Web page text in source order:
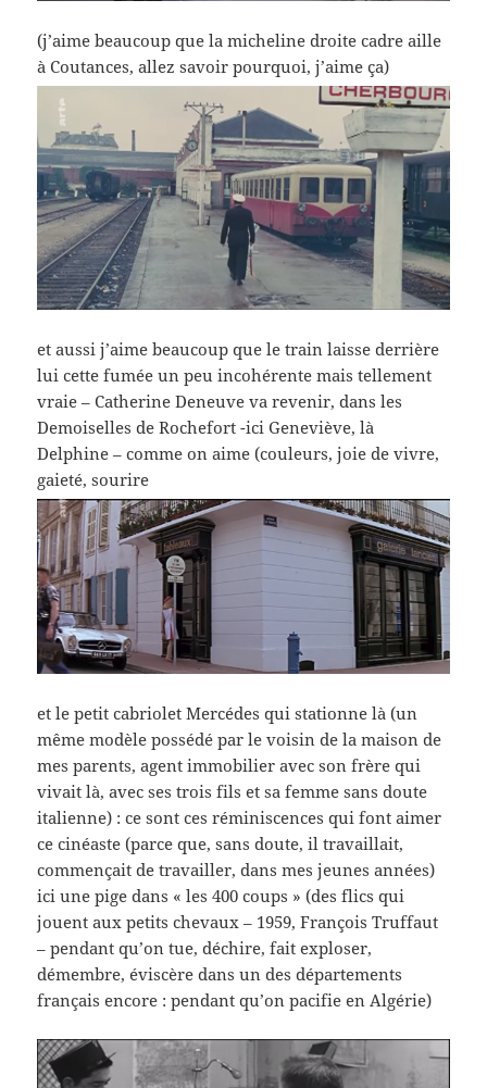
(j’aime beaucoup que la micheline droite cadre aille
à Coutances, allez savoir pourquoi, j’aime ça)
et aussi j’aime beaucoup que le train laisse derrière
lui cette fumée un peu incohérente mais tellement
vraie – Catherine Deneuve va revenir, dans les
Demoiselles de Rochefort -ici Geneviève, là
Delphine – comme on aime (couleurs, joie de vivre,
gaieté, sourire
et le petit cabriolet Mercédes qui stationne là (un
même modèle possédé par le voisin de la maison de
mes parents, agent immobilier avec son frère qui
vivait là, avec ses trois fils et sa femme sans doute
italienne) : ce sont ces réminiscences qui font aimer
ce cinéaste (parce que, sans doute, il travaillait,
commençait de travailler, dans mes jeunes années)
ici une pige dans « les 400 coups » (des flics qui
jouent aux petits chevaux – 1959, François Truffaut
– pendant qu’on tue, déchire, fait exploser,
démembre, éviscère dans un des départements
français encore : pendant qu’on pacifie en Algérie)